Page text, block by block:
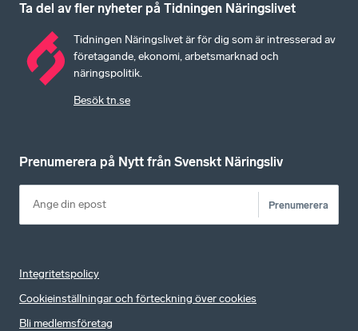
Ta del av fler nyheter på Tidningen Näringslivet
Tidningen Näringslivet är för dig som är intresserad av
företagande, ekonomi, arbetsmarknad och
näringspolitik.
Besök tn.se
Prenumerera på Nytt från Svenskt Näringsliv
Prenumerera
Integritetspolicy
Cookieinställningar och förteckning över cookies
Bli medlemsföretag